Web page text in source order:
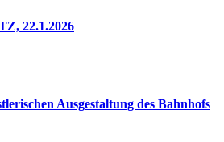
22.1.2026
Ausgestaltung des Bahnhofs